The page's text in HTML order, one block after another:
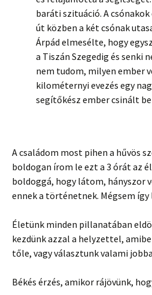
baráti szituáció. A
út közben a két csónak
Árpád elmesélte, hogy
a Tiszán Szegedig és senki
nem tudom, milyen ember
kilométernyi evezés egy
segítőkész ember csinált
A családom most pihen a hűvös
boldogan írom le ezt a 3 órát az
boldoggá, hogy látom, hányszor
ennek a történetnek. Mégsem
Életünk minden pillanatában
kezdünk azzal a helyzettel,
tőle, vagy választunk valami
Békés érzés, amikor rájövünk,